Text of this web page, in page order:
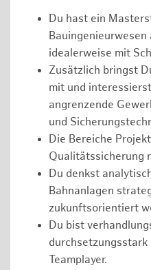
Du hast ein
Bauingenieurwesen
idealerweise mit
Zusätzlich bringst
mit und
angrenzende
und
Die Bereiche
Qualitätssicherung
Du denkst
Bahnanlagen
zukunftsorientiert
Du bist
durchsetzungsstark
Teamplayer.